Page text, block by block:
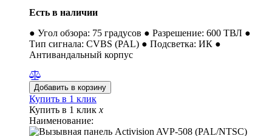
Есть в наличии
● Угол обзора: 75 градусов ● Разрешение: 600 ТВЛ ●
Тип сигнала: CVBS (PAL) ● Подсветка: ИК ●
Антивандальный корпус
Купить в 1 клик
Купить в 1 клик x
Наименование: